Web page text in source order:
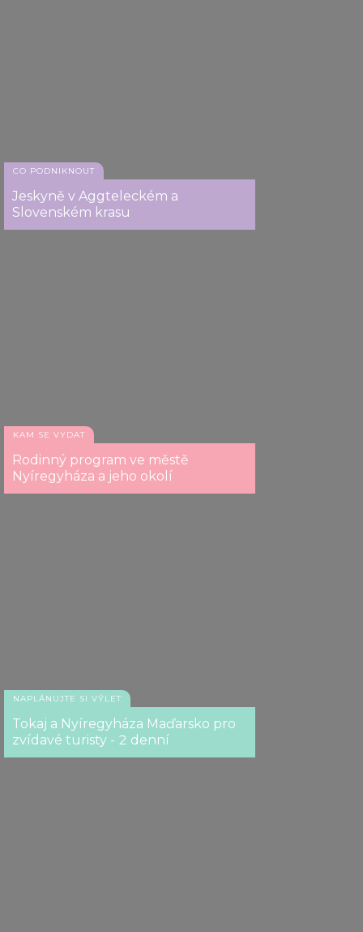
CO PODNIKNOUT
Jeskyně v Aggteleckém a
Slovenském krasu
KAM SE VYDAT
Rodinný program ve městě
Nyíregyháza a jeho okolí
NAPLÁNUJTE SI VÝLET
Tokaj a Nyíregyháza Maďarsko pro
zvídavé turisty - 2 denní